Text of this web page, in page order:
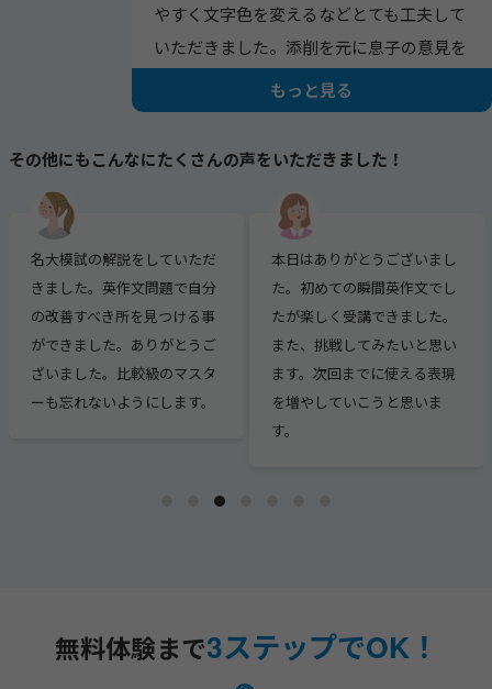
やすく文字色を変えるなどとても工夫して
いただきました。添削を元に息子の意見を
上手く聞き出し、答えを導いていただくな
ど、素晴らしい授業でした。
息子のライティングが授業の度にスキルア
ップしていくのが目に見えて分かりまし
事前に色々と準備され完璧な授業をしてい
ただける素晴らしい先生に出逢え親子で感
謝しております。
もっと見る
その他にもこんなにたくさんの声をいただきました！
本日はありがとうございまし
た。初めての瞬間英作文でし
たが楽しく受講できました。
また、挑戦してみたいと思い
ます。次回までに使える表現
を増やしていこうと思いま
瞬間英作文のテキストを１冊
終えることができました。１
人では挫折してしまったであ
ろうテキストを終えられたの
は、一緒に伴走してくださる
先生がいてくださったからで
す。
無料体験まで3ステップでOK！